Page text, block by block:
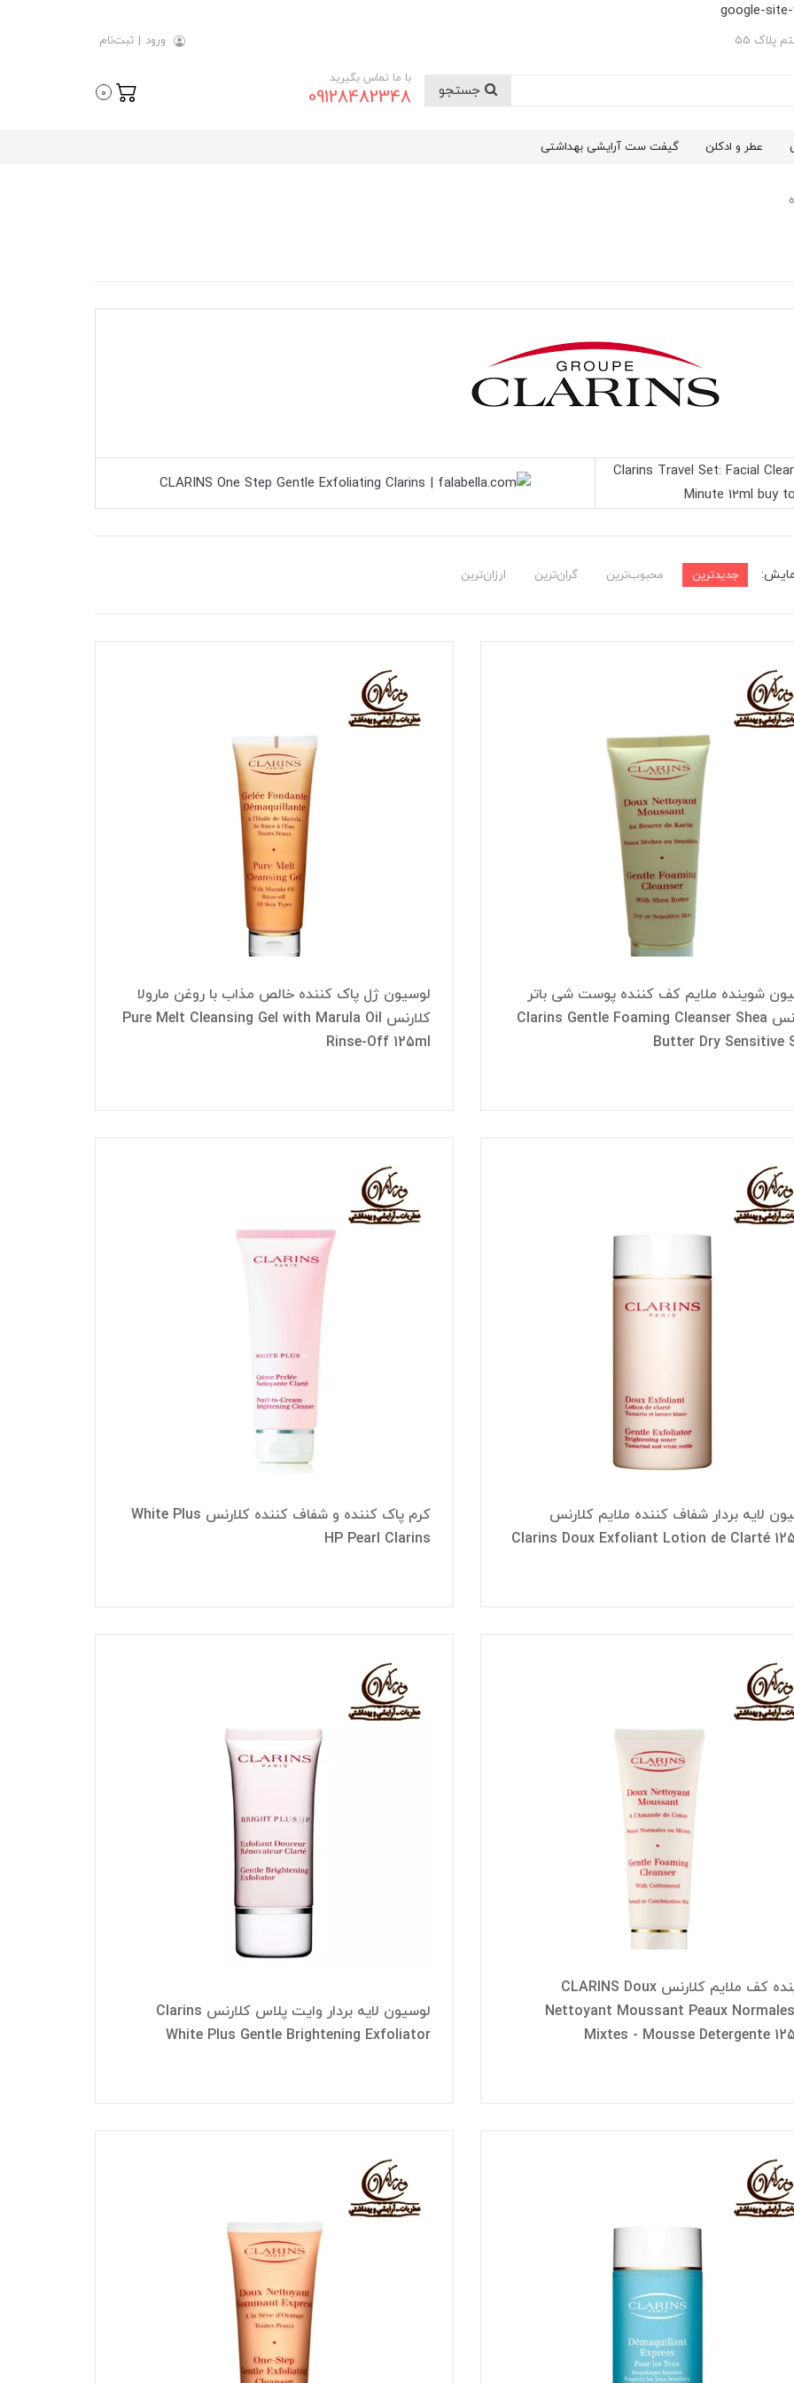
google-site-
55 ورود | ثبت‌نام
با ما تماس بگیرید
09128482348
0
عطر و ادکلن گیفت ست آرایشی بهداشتی
جدیدترین محبوب‌ترین گران‌ترین ارزان‌ترین
شوینده ملایم کف کننده پوست شی باتر
کلارنس Clarins Gentle Foaming Cleanser Shea
Butter Dry Sensitive
لوسیون ژل پاک کننده خالص مذاب با روغن مارولا
کلارنس Pure Melt Cleansing Gel with Marula Oil
Rinse-Off 125ml
لایه بردار شفاف کننده ملایم کلارنس
Clarins Doux Exfoliant Lotion de Clarté
کرم پاک کننده و شفاف کننده کلارنس White Plus
HP Pearl Clarins
شوینده کف ملایم کلارنس CLARINS Doux
Nettoyant Moussant Peaux
Mixtes - Mousse Detergente
لوسیون لایه بردار وایت پلاس کلارنس Clarins
White Plus Gentle Brightening Exfoliator